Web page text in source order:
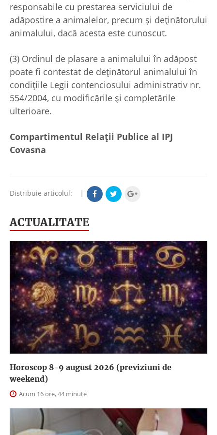
responsabile cu prestarea serviciului de
adăpostire a animalelor, precum și deținătorului
animalului, dacă acesta este cunoscut.
(3) Ordinul de plasare a animalului în adăpost
poate fi contestat de deținătorul animalului în
condițiile Legii contenciosului administrativ nr.
554/2004, cu modificările și completările
ulterioare.
Compartimentul Relații Publice al IPJ
Covasna
Distribuie articolul: |
ACTUALITATE
Horoscop 8-9 august 2026 (previziuni de
weekend)
Acum 16 ore, 44 minute